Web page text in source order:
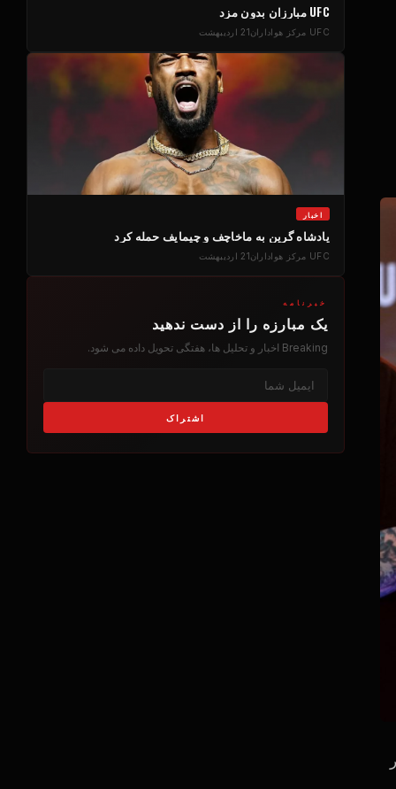
UFC مبارزان بدون مزد
UFC مرکز هواداران21 اردیبهشت
اخبار
پادشاه گرین به ماخاچف و چیمایف حمله کرد
UFC مرکز هواداران21 اردیبهشت
خبرنامه
یک مبارزه را از دست ندهید
Breaking اخبار و تحلیل ها، هفتگی تحویل داده می شود.
اشتراک